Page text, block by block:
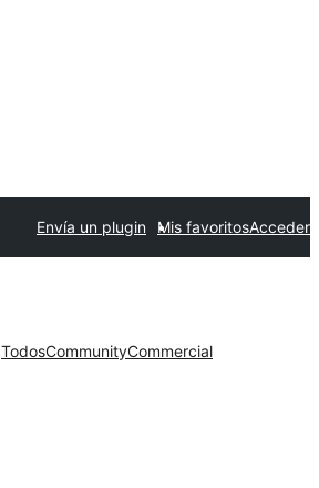
Envía un plugin Mis favoritosAcceder
TodosCommunityCommercial